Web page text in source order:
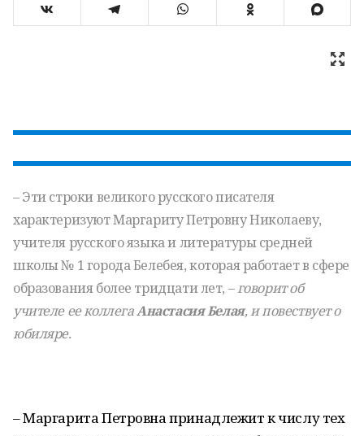
– Эти строки великого русского писателя
характеризуют Маргариту Петровну Николаеву,
учителя русского языка и литературы средней
школы № 1 города Белебея, которая работает в сфере
образования более тридцати лет, –говорит об
учителе ее коллегаАнастасия Белая, и повествует о
юбиляре.
– Маргарита Петровна принадлежит к числу тех